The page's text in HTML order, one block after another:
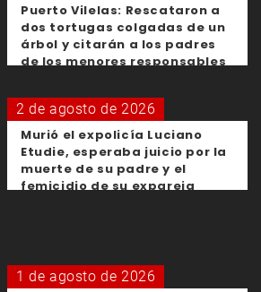
Puerto Vilelas: Rescataron a
dos tortugas colgadas de un
árbol y citarán a los padres
de los menores responsables
2 de agosto de 2026
Murió el expolicía Luciano
Etudie, esperaba juicio por la
muerte de su padre y el
femicidio de su expareja
1 de agosto de 2026